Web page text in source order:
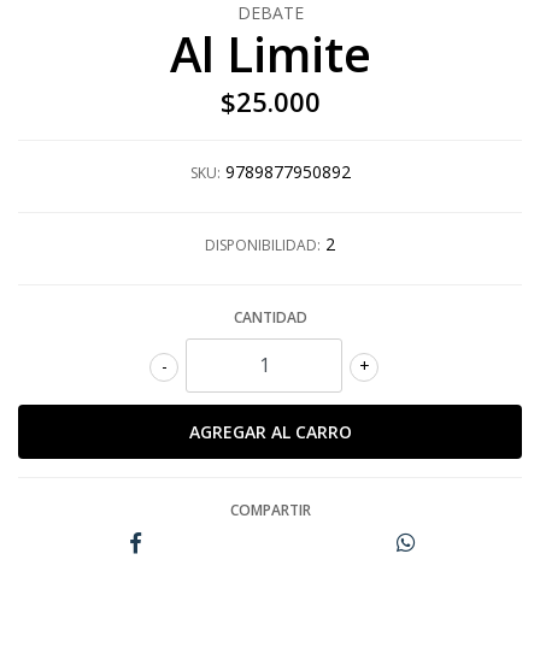
DEBATE
Al Limite
$25.000
SKU: 9789877950892
DISPONIBILIDAD: 2
CANTIDAD
+
-
COMPARTIR